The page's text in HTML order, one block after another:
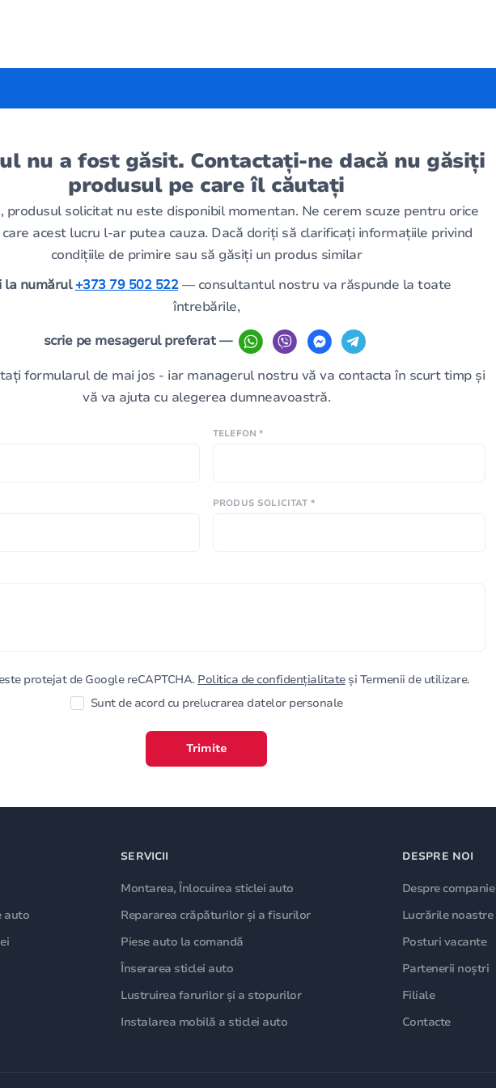
nu a fost găsit. Contactați-ne dacă nu găsiți
produsul pe care îl căutați
produsul solicitat nu este disponibil momentan. Ne cerem scuze pentru orice
acest lucru l-ar putea cauza. Dacă doriți să clarificați informațiile privind
condițiile de primire sau să găsiți un produs similar
la numărul+373 79 502 522— consultantul nostru va răspunde la toate
întrebările,
scrie pe mesagerul preferat —
formularul de mai jos - iar managerul nostru vă va contacta în scurt timp și
vă va ajuta cu alegerea dumneavoastră.
TELEFON *
PRODUS SOLICITAT *
protejat de Google reCAPTCHA. Politica de confidențialitateși Termenii de utilizare.
Sunt de acord cu prelucrarea datelor personale
Trimite
auto
SERVICII
Montarea, Înlocuirea sticlei auto
Repararea crăpăturilor și a fisurilor
Piese auto la comandă
Înserarea sticlei auto
Lustruirea farurilor și a stopurilor
Instalarea mobilă a sticlei auto
DESPRE NOI
Despre companie
Lucrările noastre
Posturi vacante
Partenerii noștri
Filiale
Contacte